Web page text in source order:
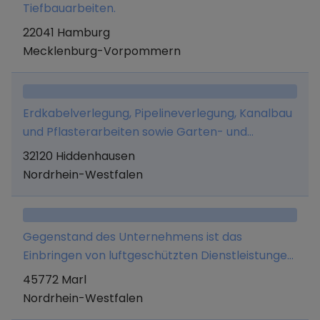
Tiefbauarbeiten.
22041 Hamburg
Mecklenburg-Vorpommern
Erdkabelverlegung, Pipelineverlegung, Kanalbau
und Pflasterarbeiten sowie Garten- und
Landschaftsbau.
32120 Hiddenhausen
Nordrhein-Westfalen
Gegenstand des Unternehmens ist das
Einbringen von luftgeschützten Dienstleistungen
mit bemannten und unbemannten Fluggeräten
jeder Art, Forschung und Entwicklung von
45772 Marl
Nordrhein-Westfalen